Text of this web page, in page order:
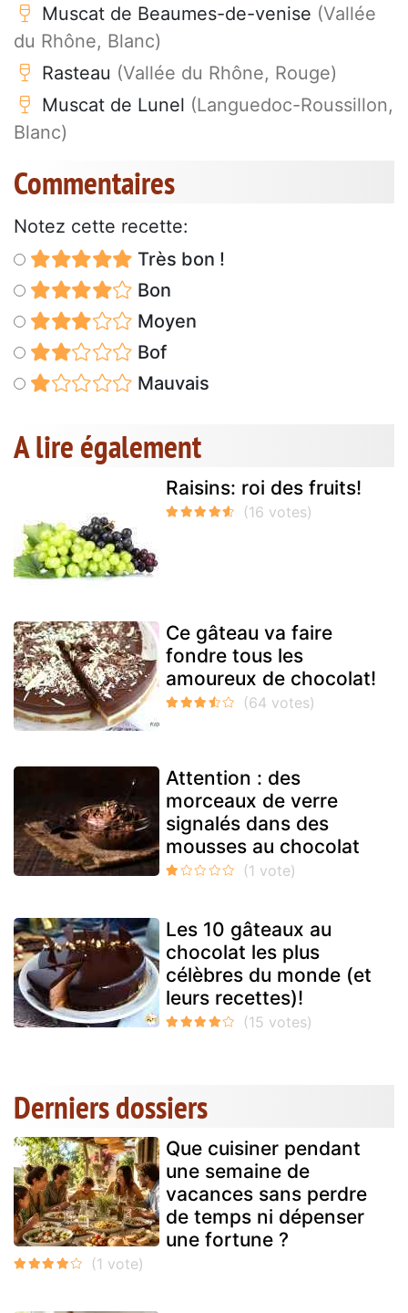
Muscat de Beaumes-de-venise (Vallée
du Rhône, Blanc)
Rasteau (Vallée du Rhône, Rouge)
Muscat de Lunel (Languedoc-Roussillon,
Blanc)
Commentaires
Notez cette recette:
Très bon !
Bon
Moyen
Bof
Mauvais
A lire également
Raisins: roi des fruits!
Ce gâteau va faire
fondre tous les
amoureux de chocolat!
Attention : des
morceaux de verre
signalés dans des
mousses au chocolat
Les 10 gâteaux au
chocolat les plus
célèbres du monde (et
leurs recettes)!
Derniers dossiers
Que cuisiner pendant
une semaine de
vacances sans perdre
de temps ni dépenser
une fortune ?